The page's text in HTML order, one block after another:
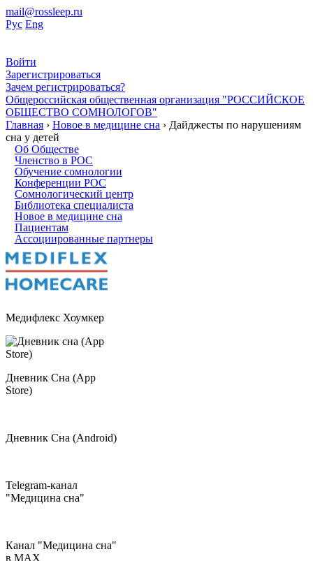
mail@rossleep.ru
Рус Eng
Войти
Зарегистрироваться
Зачем регистрироваться?
Общероссийская общественная организация "РОССИЙСКОЕ
ОБЩЕСТВО СОМНОЛОГОВ"
Главная › Новое в медицине сна › Дайджесты по нарушениям
сна у детей
Об Обществе
Членство в РОС
Обучение сомнологии
Конференции РОС
Сомнологический центр
Библиотека специалиста
Новое в медицине сна
Пациентам
Ассоциированные партнеры
Медифлекс Хоумкер
Дневник Сна (App
Store)
Дневник Сна (Android)
Telegram-канал
"Медицина сна"
Канал "Медицина сна"
в МAX